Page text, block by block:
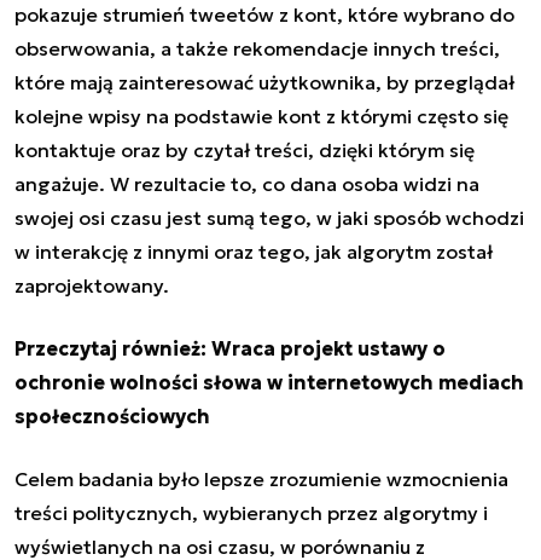
pokazuje strumień tweetów z kont, które wybrano do
obserwowania, a także rekomendacje innych treści,
które mają zainteresować użytkownika, by przeglądał
kolejne wpisy na podstawie kont z którymi często się
kontaktuje oraz by czytał treści, dzięki którym się
angażuje. W rezultacie to, co dana osoba widzi na
swojej osi czasu jest sumą tego, w jaki sposób wchodzi
w interakcję z innymi oraz tego, jak algorytm został
zaprojektowany.
Przeczytaj również: Wraca projekt ustawy o
ochronie wolności słowa w internetowych mediach
społecznościowych
Celem badania było lepsze zrozumienie wzmocnienia
treści politycznych, wybieranych przez algorytmy i
wyświetlanych na osi czasu, w porównaniu z